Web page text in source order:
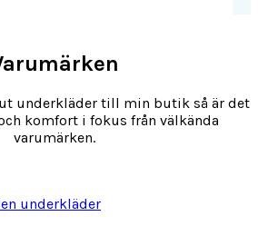
underkläder till min butik så är det
komfort i fokus från välkända
varumärken.